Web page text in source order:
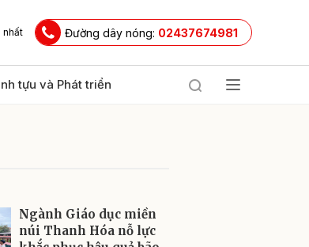
nhất Đường dây nóng: 02437674981
tựu và Phát triển
Ngành Giáo dục miền
núi Thanh Hóa nỗ lực